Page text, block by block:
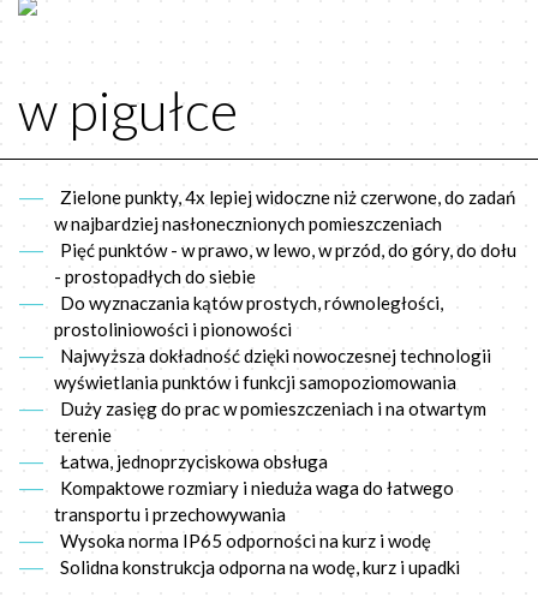
w pigułce
Zielone punkty, 4x lepiej widoczne niż czerwone, do zadań
w najbardziej nasłonecznionych pomieszczeniach
Pięć punktów - w prawo, w lewo, w przód, do góry, do dołu
- prostopadłych do siebie
Do wyznaczania kątów prostych, równoległości,
prostoliniowości i pionowości
Najwyższa dokładność dzięki nowoczesnej technologii
wyświetlania punktów i funkcji samopoziomowania
Duży zasięg do prac w pomieszczeniach i na otwartym
terenie
Łatwa, jednoprzyciskowa obsługa
Kompaktowe rozmiary i nieduża waga do łatwego
transportu i przechowywania
Wysoka norma IP65 odporności na kurz i wodę
Solidna konstrukcja odporna na wodę, kurz i upadki